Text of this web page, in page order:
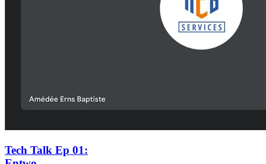
Tech Talk Ep 01: